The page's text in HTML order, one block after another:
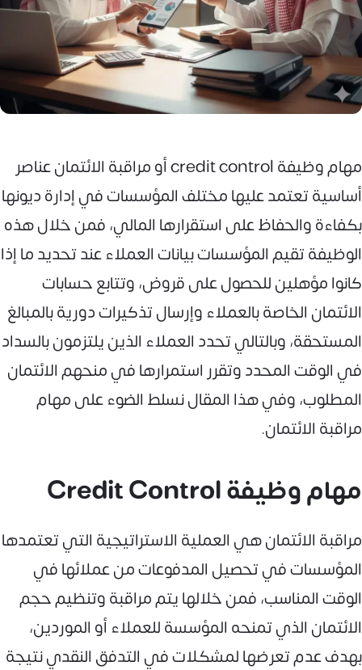
مهام وظيفة credit control أو مراقبة الائتمان عناصر
أساسية تعتمد عليها مختلف المؤسسات في إدارة ديونها
بكفاءة والحفاظ على استقرارها المالي، فمن خلال هذه
الوظيفة تقيم المؤسسات بيانات العملاء عند تحديد ما إذا
كانوا مؤهلين للحصول على قروض، وتتابع حسابات
الائتمان الخاصة بالعملاء وإرسال تذكيرات دورية بالمبالغ
المستحقة، وبالتالي تحدد العملاء الذين يلتزمون بالسداد
في الوقت المحدد وتقرر استمرارها في منحهم الائتمان
المطلوب، وفي هذا المقال نسلط الضوء على مهام
مراقبة الائتمان.
مهام وظيفة Credit Control
مراقبة الائتمان هي العملية الاستراتيجية التي تعتمدها
المؤسسات في تحصيل المدفوعات من عملائها في
الوقت المناسب، فمن خلالها يتم مراقبة وتنظيم حجم
الائتمان الذي تمنحه المؤسسة للعملاء أو الموردين،
بهدف عدم تعرضها لمشكلات في التدفق النقدي نتيجة